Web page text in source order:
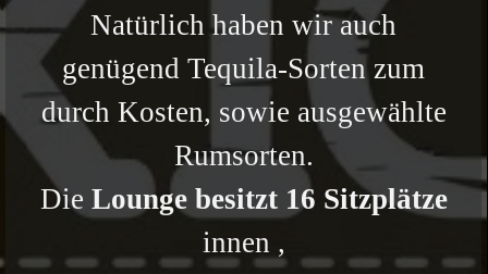
Natürlich haben wir auch
genügend Tequila-Sorten zum
durch Kosten, sowie ausgewählte
Rumsorten.
Die Lounge besitzt 16 Sitzplätze
innen ,